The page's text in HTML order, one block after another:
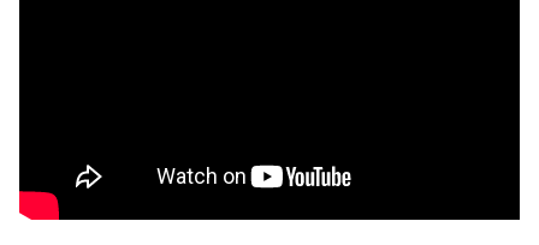
海外「日本は戦勝国なんだよ」 戦後の日本人の特別な生き様に各国から称賛の声